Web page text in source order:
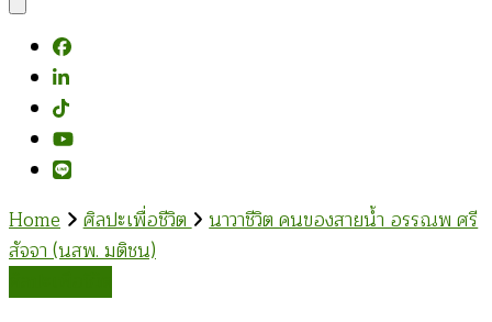
Home ศิลปะเพื่อชีวิต นาวาชีวิต คนของสายน้ำ อรรณพ ศรี
สัจจา (นสพ. มติชน)